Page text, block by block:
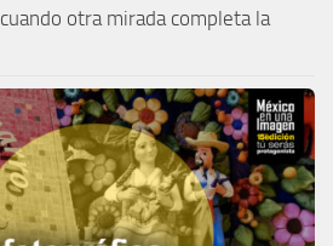
otra mirada completa la